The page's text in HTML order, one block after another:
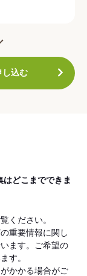
し込む
どこまでできま
ください。
重要情報に関し
ます。ご希望の
す。
かかる場合がご